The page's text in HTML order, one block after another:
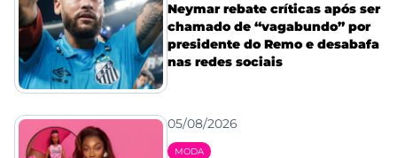
Neymar rebate críticas após ser
chamado de “vagabundo” por
presidente do Remo e desabafa
nas redes sociais
05/08/2026
MODA